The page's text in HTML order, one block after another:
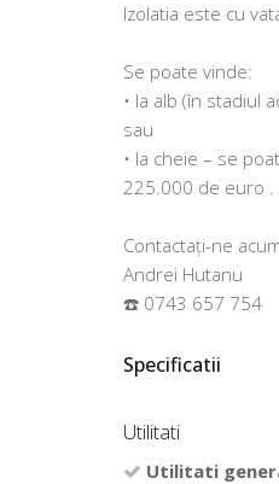
Izolatia este cu
Se poate vinde:
• la alb (în stadiul
sau
• la cheie – se
225.000 de euro .
Contactați-ne
Andrei Hutanu
☎️ 0743 657 754
Specificatii
Utilitati
Utilitati